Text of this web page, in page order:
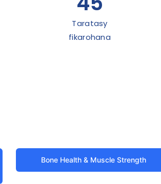
Taratasy
fikarohana
Bone Health & Muscle Strength